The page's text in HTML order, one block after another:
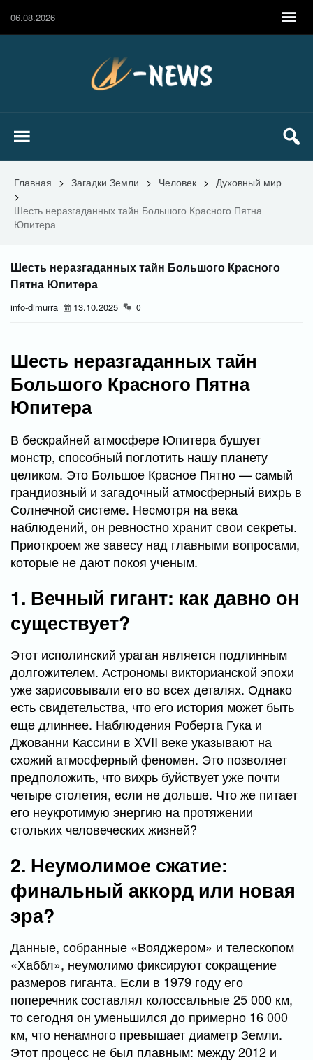
06.08.2026
Главная > Загадки Земли > Человек > Духовный мир
>
Шесть неразгаданных тайн Большого Красного Пятна
Юпитера
Шесть неразгаданных тайн Большого Красного
Пятна Юпитера
info-dimurra 13.10.2025 0
Шесть неразгаданных тайн
Большого Красного Пятна
Юпитера
В бескрайней атмосфере Юпитера бушует
монстр, способный поглотить нашу планету
целиком. Это Большое Красное Пятно — самый
грандиозный и загадочный атмосферный вихрь в
Солнечной системе. Несмотря на века
наблюдений, он ревностно хранит свои секреты.
Приоткроем же завесу над главными вопросами,
которые не дают покоя ученым.
1. Вечный гигант: как давно он
существует?
Этот исполинский ураган является подлинным
долгожителем. Астрономы викторианской эпохи
уже зарисовывали его во всех деталях. Однако
есть свидетельства, что его история может быть
еще длиннее. Наблюдения Роберта Гука и
Джованни Кассини в XVII веке указывают на
схожий атмосферный феномен. Это позволяет
предположить, что вихрь буйствует уже почти
четыре столетия, если не дольше. Что же питает
его неукротимую энергию на протяжении
стольких человеческих жизней?
2. Неумолимое сжатие:
финальный аккорд или новая
эра?
Данные, собранные «Вояджером» и телескопом
«Хаббл», неумолимо фиксируют сокращение
размеров гиганта. Если в 1979 году его
поперечник составлял колоссальные 25 000 км,
то сегодня он уменьшился до примерно 16 000
км, что ненамного превышает диаметр Земли.
Этот процесс не был плавным: между 2012 и